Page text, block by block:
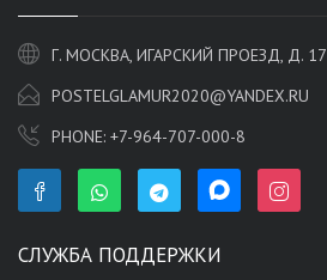
Г. МОСКВА, ИГАРСКИЙ ПРОЕЗД, Д. 17
POSTELGLAMUR2020@YANDEX.RU
PHONE: +7-964-707-000-8
СЛУЖБА ПОДДЕРЖКИ